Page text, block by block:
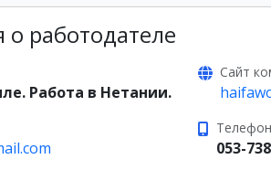
работодателе
Работа в Нетании.
Сайт
Телефон
053-